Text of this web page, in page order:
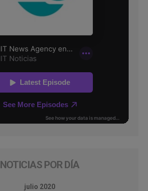
NOTICIAS POR DÍA
julio 2020